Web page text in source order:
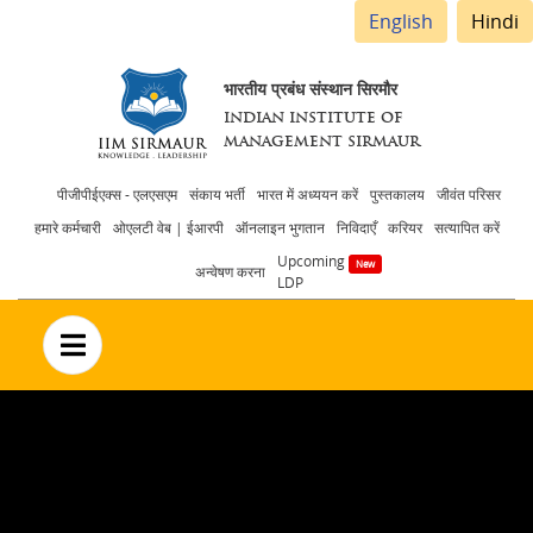
English Hindi
भारतीय प्रबंध संस्थान सिरमौर
INDIAN INSTITUTE OF
MANAGEMENT SIRMAUR
Header
menu
पीजीपीईएक्स - एलएसएम संकाय भर्ती भारत में अध्ययन करें पुस्तकालय
जीवंत परिसर
हमारे कर्मचारी
ओएलटी वेब | ईआरपी ऑनलाइन भुगतान निविदाएँ करियर सत्यापित करें
अन्वेषण करना
Upcoming
LDP
no text